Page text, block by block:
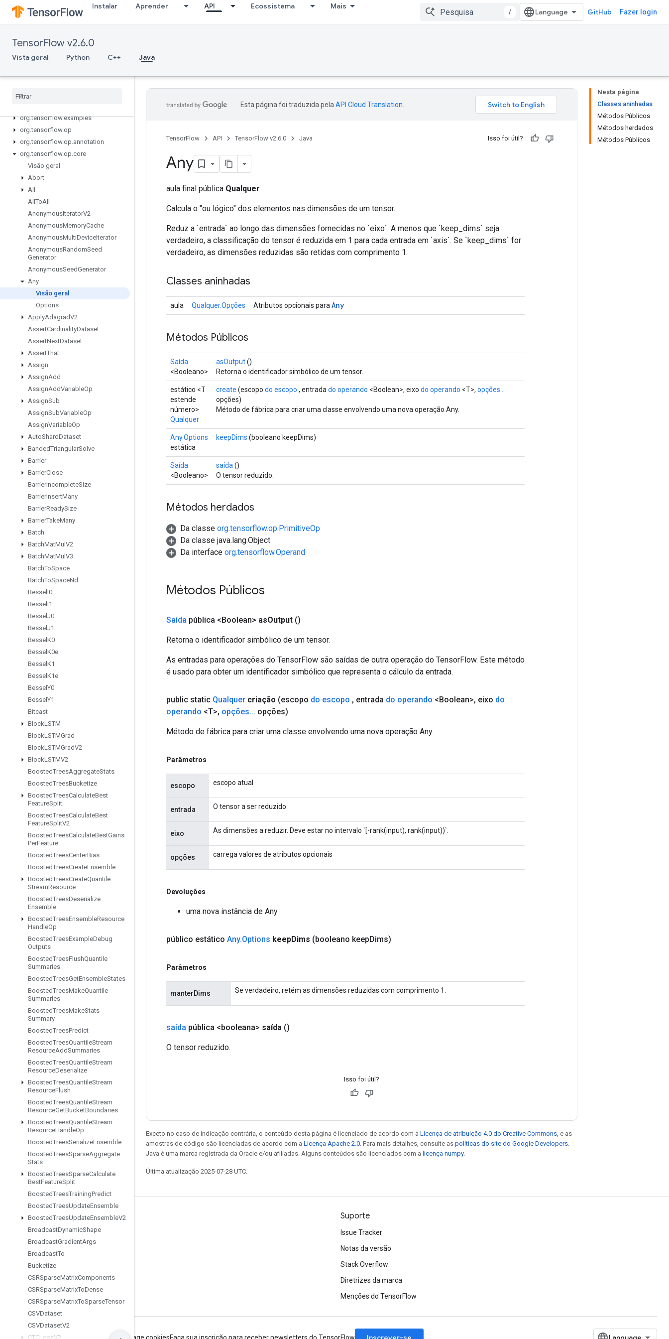
Instalar Aprender API Ecossistema Mais
/ GitHub Fazer login
TensorFlow v2.6.0
Vista geral Python C++ Java
Tensor
org.tensorflow.examples
org.tensorflow.op
org.tensorflow.op.annotation
org.tensorflow.op.core
Visão geral
Abort
All
All ToAll
AnonymousIteratorV2
AnonymousMemoryCache
AnonymousMultiDeviceIterator
AnonymousRandomSeed
Generator
AnonymousSeedGenerator
Any
Visão geral
Options
ApplyAdagradV2
AssertCardinalityDataset
AssertNextDataset
AssertThat
Assign
AssignAdd
AssignAddVariableOp
AssignSub
AssignSubVariableOp
AssignVariableOp
AutoShardDataset
BandedTriangularSolve
Barrier
BarrierClose
BarrierIncompleteSize
BarrierInsertMany
BarrierReadySize
BarrierTakeMany
Batch
BatchMatMul V2
BatchMatMul V3
BatchToSpace
BatchToSpaceNd
Bessel I0
Bessel I1
Bessel J0
Bessel J1
Bessel K0
Bessel K0e
Bessel K1
Bessel K1e
Bessel Y0
Bessel Y1
Bitcast
BlockLSTM
BlockLSTMGrad
BlockLSTMGradV2
BlockLSTMV2
BoostedTreesAggregateStats
BoostedTreesBucketize
BoostedTreesCalculateBest
FeatureSplit
BoostedTreesCalculateBest
FeatureSplitV2
BoostedTreesCalculateBestGains
PerFeature
BoostedTreesCenterBias
BoostedTreesCreateEnsemble
BoostedTreesCreateQuantile
StreamResource
BoostedTreesDeserialize
Ensemble
BoostedTreesEnsembleResource
HandleOp
BoostedTreesExampleDebug
Outputs
BoostedTreesFlushQuantile
Summaries
BoostedTreesGetEnsembleStates
BoostedTreesMakeQuantile
Summaries
BoostedTreesMakeStats
Summary
BoostedTreesPredict
BoostedTreesQuantileStream
ResourceAddSummaries
BoostedTreesQuantileStream
ResourceDeserialize
BoostedTreesQuantileStream
ResourceFlush
BoostedTreesQuantileStream
ResourceGetBucketBoundaries
BoostedTreesQuantileStream
ResourceHandleOp
BoostedTreesSerializeEnsemble
BoostedTreesSparseAggregate
Stats
BoostedTreesSparseCalculate
BestFeatureSplit
BoostedTreesTrainingPredict
BoostedTreesUpdateEnsemble
BoostedTreesUpdateEnsembleV2
BroadcastDynamicShape
BroadcastGradientArgs
BroadcastTo
Bucketize
CSRSparseMatrixComponents
CSRSparseMatrixToDense
CSRSparseMatrixToSparseTensor
CSVDataset
CSVDatasetV2
CTCLossV2
Nesta página
Classes aninhadas
Métodos Públicos
Métodos herdados
Métodos Públicos
Esta página foi traduzida pela API Cloud Translation
TensorFlow API TensorFlow v2.6.0 Java Isso foi útil?
Any
aula final pública Qualquer
Calcula o "ou lógico" dos elementos nas dimensões de um tensor.
Reduz a `entrada` ao longo das dimensões fornecidas no `eixo`. A menos que `keep_dims` seja
verdadeiro, a classificação do tensor é reduzida em 1 para cada entrada em `axis`. Se `keep_dims` for
verdadeiro, as dimensões reduzidas são retidas com comprimento 1.
Classes aninhadas
aula Qualquer.Opções Atributos opcionais para Any
Métodos Públicos
Saída
<Booleano>
asOutput()
Retorna o identificador simbólico de um tensor.
estático <T
estende
número>
Qualquer
create (escopo do escopo , entrada do operando <Boolean>, eixo do operando <T>, opções...
opções)
Método de fábrica para criar uma classe envolvendo uma nova operação Any.
Any.Options
estática
keepDims (booleano keepDims)
Saída
<Booleano>
saída ()
O tensor reduzido.
Métodos herdados
Da classe org.tensorflow.op.PrimitiveOp
Da classe java.lang.Object
Da interface org.tensorflow.Operand
Métodos Públicos
Saída pública <Boolean> asOutput ()
Retorna o identificador simbólico de um tensor.
As entradas para operações do TensorFlow são saídas de outra operação do TensorFlow. Este método
é usado para obter um identificador simbólico que representa o cálculo da entrada.
public static Qualquer criação (escopo do escopo , entrada do operando <Boolean>, eixo do
operando <T>, opções... opções)
Método de fábrica para criar uma classe envolvendo uma nova operação Any.
Parâmetros
escopo escopo atual
entrada O tensor a ser reduzido.
eixo As dimensões a reduzir. Deve estar no intervalo `[-rank(input), rank(input))`.
opções carrega valores de atributos opcionais
Devoluções
uma nova instância de Any
público estático Any.Options keepDims (booleano keepDims)
Parâmetros
manterDims Se verdadeiro, retém as dimensões reduzidas com comprimento 1.
saída pública <booleana> saída ()
O tensor reduzido.
Isso foi útil?
Exceto no caso de indicação contrária, o conteúdo desta página é licenciado de acordo com a Licença de atribuição 4.0 do Creative Commons , e as
amostras de código são licenciadas de acordo com a Licença Apache 2.0 . Para mais detalhes, consulte as políticas do site do Google Developers
Java é uma marca registrada da Oracle e/ou afiliadas. Alguns conteúdos são licenciados com a licença numpy.
Última atualização 2025-07-28 UTC.
Permanecer conectado
GitHub
Twitter
Suporte
Issue Tracker
Notas da versão
Stack Overflow
Diretrizes da marca
Menções do TensorFlow